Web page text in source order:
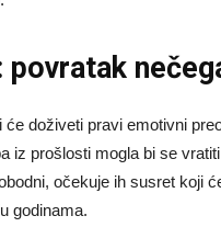
povratak
će doživeti pravi emotivni
iz prošlosti mogla bi se
očekuje ih susret koji
godinama.